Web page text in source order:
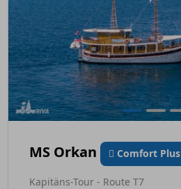
MS Orkan Comfort Plus
Kapitäns-Tour - Route T7